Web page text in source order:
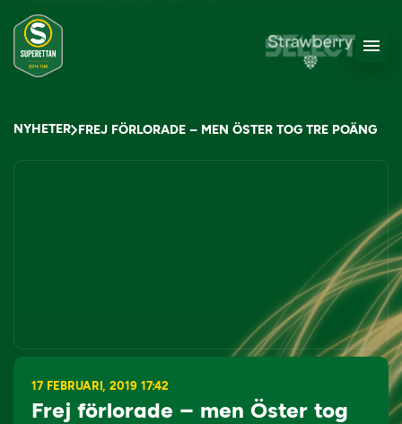
NYHETER FREJ FÖRLORADE – MEN ÖSTER TOG TRE POÄNG
17 FEBRUARI, 2019 17:42
Frej förlorade – men Öster tog